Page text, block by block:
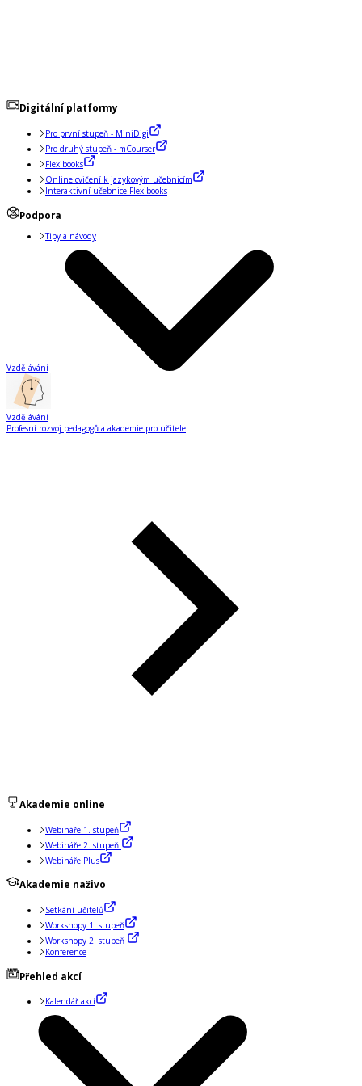
Digitální platformy
Pro první stupeň - MiniDigi
Pro druhý stupeň - mCourser
Flexibooks
Online cvičení k jazykovým učebnicím
Interaktivní učebnice Flexibooks
Podpora
Tipy a návody
Vzdělávání
Vzdělávání
Profesní rozvoj pedagogů a akademie pro učitele
Akademie online
Webináře 1. stupeň
Webináře 2. stupeň
Webináře Plus
Akademie naživo
Setkání učitelů
Workshopy 1. stupeň
Workshopy 2. stupeň
Konference
Přehled akcí
Kalendář akcí